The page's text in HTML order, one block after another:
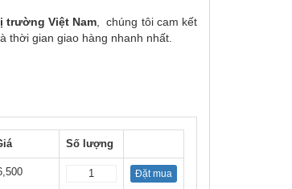
trường Việt Nam , chúng tôi cam kết
thời gian giao hàng nhanh nhất.
Số lượng
Đặt mua